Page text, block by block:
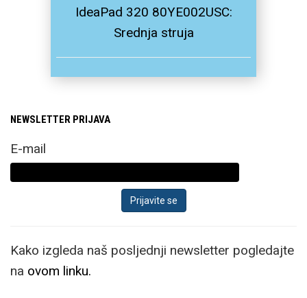
IdeaPad 320 80YE002USC:
Srednja struja
NEWSLETTER PRIJAVA
E-mail
Kako izgleda naš posljednji newsletter pogledajte
na ovom linku.